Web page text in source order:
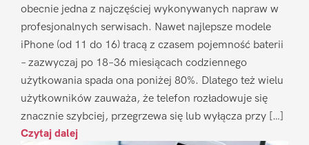
obecnie jedna z najczęściej wykonywanych napraw w
profesjonalnych serwisach. Nawet najlepsze modele
iPhone (od 11 do 16) tracą z czasem pojemność baterii
– zazwyczaj po 18–36 miesiącach codziennego
użytkowania spada ona poniżej 80%. Dlatego też wielu
użytkowników zauważa, że telefon rozładowuje się
znacznie szybciej, przegrzewa się lub wyłącza przy […]
Czytaj dalej